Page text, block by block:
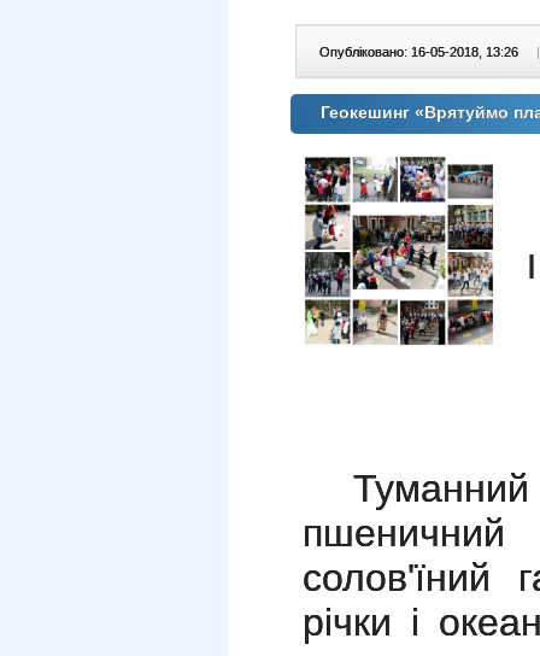
Опубліковано: 16-05-2018, 13:26 |
Геокешинг «Врятуймо
Туманний
солов'їний
річки і